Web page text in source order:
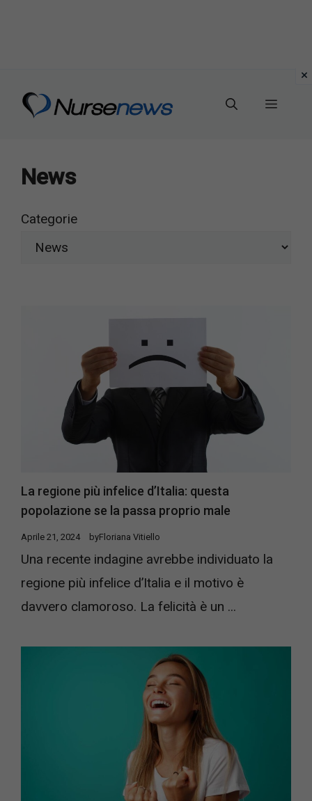
Menu
News
Categorie
La regione più infelice d’Italia: questa
popolazione se la passa proprio male
Aprile 21, 2024 byFloriana Vitiello
Una recente indagine avrebbe individuato la
regione più infelice d’Italia e il motivo è
davvero clamoroso. La felicità è un ...